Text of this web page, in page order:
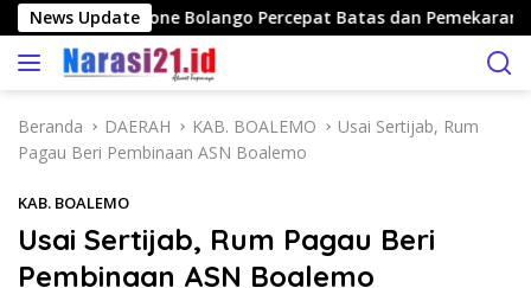
a
News Update
Publik, Bone Bolango Percepat Batas dan Pemekaran Desa
Beranda DAERAH KAB. BOALEMO
Usai Sertijab, Rum
Pagau Beri Pembinaan ASN Boalemo
KAB. BOALEMO
Usai Sertijab, Rum Pagau Beri
Pembinaan ASN Boalemo